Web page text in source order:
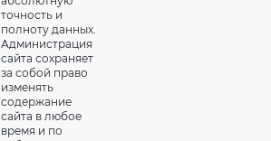
точность и
полноту данных.
Администрация
сайта сохраняет
за собой право
изменять
содержание
сайта в любое
время и по